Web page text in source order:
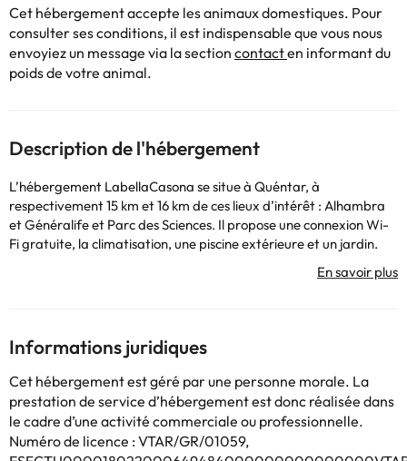
Cet hébergement accepte les animaux domestiques. Pour
consulter ses conditions, il est indispensable que vous nous
envoyiez un message via la section contacten informant du
poids de votre animal.
Description de l'hébergement
L’hébergement LabellaCasona se situe à Quéntar, à
respectivement 15 km et 16 km de ces lieux d’intérêt : Alhambra
et Généralife et Parc des Sciences. Il propose une connexion Wi-
Fi gratuite, la climatisation, une piscine extérieure et un jardin.
Cette maison de vacances comprend un parking privé gratuit et
se trouve dans une région où vous pourrez pratiquer des activités
des serviettes, une télévision à écran plat, un coin repas, une
cuisine entièrement équipée et une terrasse offrant une vue sur la
montagne. Vous séjournerez à respectivement 17 km et 17 km de
ces lieux d’intérêt : Musée San Juan de Dios et Albaicín.
L'aéroport le plus proche (Aéroport de Grenade-Federico García
Lorca) est à 36 km.
Les enterrements de vie de célibataire et autres fêtes de ce type
Informations juridiques
Cet hébergement est géré par une personne morale. La
prestation de service d’hébergement est donc réalisée dans
le cadre d’une activité commerciale ou professionnelle.
Numéro de licence : VTAR/GR/01059,